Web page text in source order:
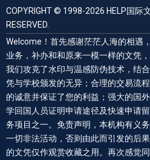
COPYRIGHT © 1998-2026 HELP国际
RESERVED.
Welcome！首先感谢茫茫人海的相遇
业务，补办和和原来一模一样的文凭
我们攻克了水印与温感防伪技术，结
凭与学校颁发的无异；合理的交易流
的诚意并保证了您的利益；强大的国
学回国人员证明申请途径及快速申请
务项目之一。免责声明，本机构有义
一切非法活动，否则由此而引发的后
的文凭仅作观赏收藏之用。再次感觉